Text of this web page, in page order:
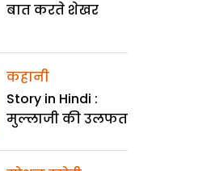
बात करते शेखर
कहानी
Story in Hindi :
मुल्लाजी की उलफत